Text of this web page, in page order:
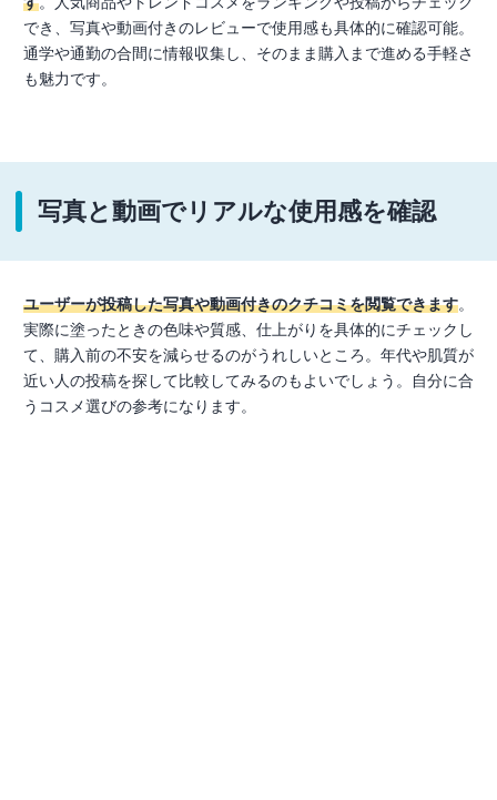
でき、写真や動画付きのレビューで使用感も具体的に確認可能。
通学や通勤の合間に情報収集し、そのまま購入まで進める手軽さ
も魅力です。
写真と動画でリアルな使用感を確認
ユーザーが投稿した写真や動画付きのクチコミを閲覧できます。
実際に塗ったときの色味や質感、仕上がりを具体的にチェックし
て、購入前の不安を減らせるのがうれしいところ。年代や肌質が
近い人の投稿を探して比較してみるのもよいでしょう。自分に合
うコスメ選びの参考になります。